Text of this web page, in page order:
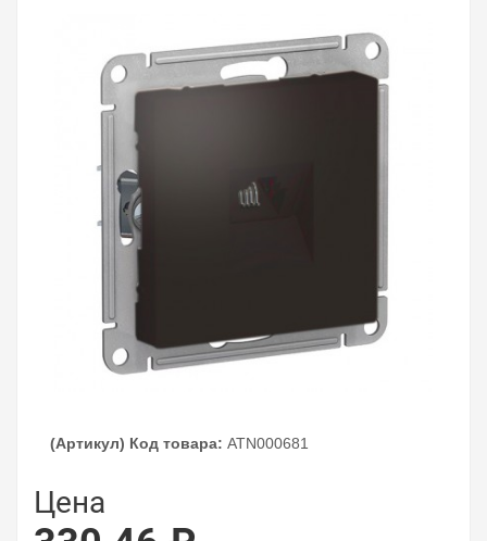
(Артикул) Код товара: ATN000681
Цена